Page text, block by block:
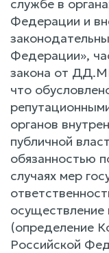
службе в
Федерации и
Федерации»,
закона от
что
органов
публичной
обязанностью
случаях мер
осуществление
(определение
Российской